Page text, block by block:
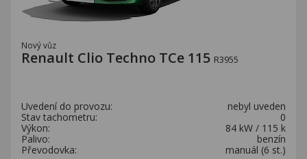
Nový vůz
Renault Clio Techno TCe 115 R3955
Uvedení do provozu:
nebyl uveden
Stav tachometru:
0
Výkon:
84 kW / 115 k
Palivo:
benzín
Převodovka:
manuál (6 st.)